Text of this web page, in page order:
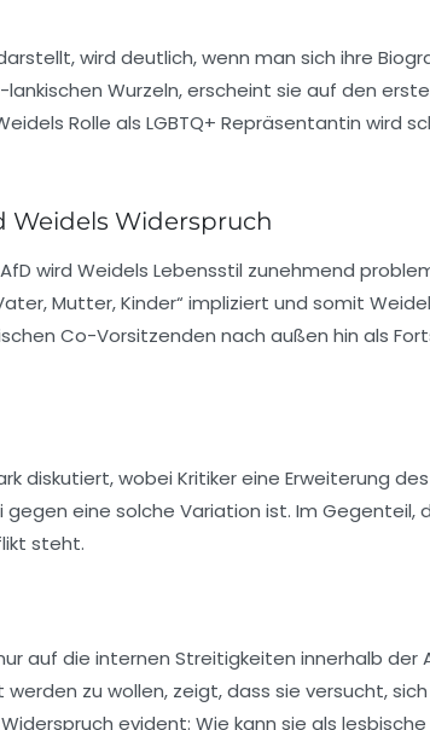
wird deutlich, wenn man sich ihre
lankischen Wurzeln, erscheint sie auf den
Rolle als LGBTQ+ Repräsentantin wird
Weidels Widerspruch
wird Weidels Lebensstil zunehmend
Mutter, Kinder“ impliziert und somit
Co-Vorsitzenden nach außen hin als
diskutiert, wobei Kritiker eine Erweiterung
eine solche Variation ist. Im
steht.
auf die internen Streitigkeiten innerhalb
zu wollen, zeigt, dass sie versucht,
evident: Wie kann sie als